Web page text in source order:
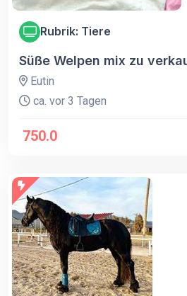
Rubrik: Tiere
Süße Welpen mix zu
Eutin
ca. vor 3 Tagen
750.0